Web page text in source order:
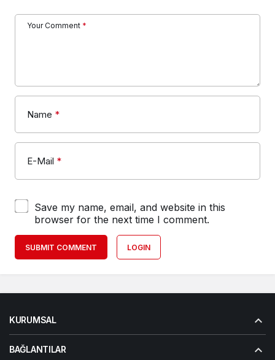
Your Comment *
Name *
E-Mail *
Save my name, email, and website in this
browser for the next time I comment.
SUBMIT COMMENT LOGIN
KURUMSAL
BAĞLANTILAR